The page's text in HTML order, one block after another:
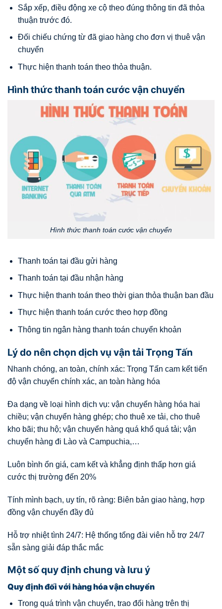
Sắp xếp, điều động xe cộ theo đúng thông tin đã thỏa
thuận trước đó.
Đối chiếu chứng từ đã giao hàng cho đơn vị thuê vận
chuyển
Thực hiện thanh toán theo thỏa thuận.
Hình thức thanh toán cước vận chuyển
Hình thức thanh toán cước vận chuyển
Thanh toán tại đầu gửi hàng
Thanh toán tại đầu nhận hàng
Thực hiện thanh toán theo thời gian thỏa thuận ban đầu
Thực hiện thanh toán cước theo hợp đồng
Thông tin ngân hàng thanh toán chuyển khoản
Lý do nên chọn dịch vụ vận tải Trọng Tấn
Nhanh chóng, an toàn, chính xác: Trọng Tấn cam kết tiến
độ vận chuyển chính xác, an toàn hàng hóa
Đa dạng về loại hình dịch vụ: vận chuyển hàng hóa hai
chiều; vận chuyển hàng ghép; cho thuê xe tải, cho thuê
kho bãi; thu hộ; vận chuyển hàng quá khổ quá tải; vận
chuyển hàng đi Lào và Campuchia,…
Luôn bình ổn giá, cam kết và khẳng định thấp hơn giá
cước thị trường đến 20%
Tính mình bạch, uy tín, rõ ràng: Biên bản giao hàng, hợp
đồng vận chuyển đầy đủ
Hỗ trợ nhiệt tình 24/7: Hệ thống tổng đài viên hỗ trợ 24/7
sẵn sàng giải đáp thắc mắc
Một số quy định chung và lưu ý
Quy định đối với hàng hóa vận chuyển
Trong quá trình vận chuyển, trao đổi hàng trên thị